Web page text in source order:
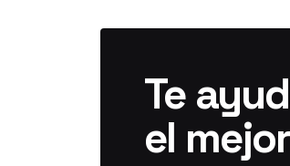
Te
el